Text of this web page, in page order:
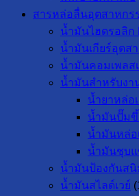
สารหล่อลื่นอุตสาหกร
น้ำมันไฮดรอลิก
น้ำมันเกียร์อุตส
น้ำมันคอมเพลส
น้ำมันสำหรับงา
น้ำยาหล่อ
น้ำมันปั๊มขึ้
น้ำมันหล่อ
น้ำมันชุบแ
น้ำมันป้องกันสนิ
น้ำมันสไลด์เวย์